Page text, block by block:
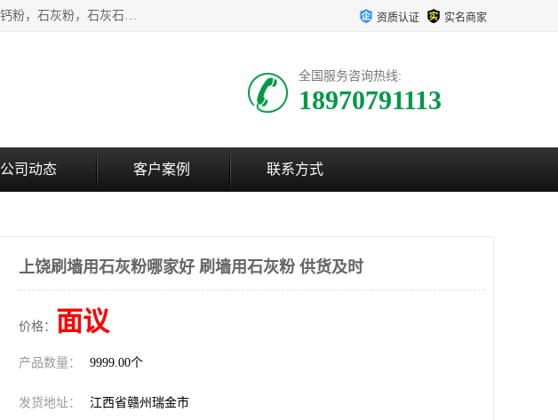
瑞金桂生建材公司一家专业从事建材产品经营研发、生产、销售为一体的福建重钙厂家；主要产品有：灰钙粉，石灰粉，石灰石，生石灰，熟石灰，氧化钙，重钙粉，氢氧化钙，农田石灰，畜牧业用石灰等。欢迎新老客户来电咨询！ 资质认证 实名商家
全国服务咨询热线:
18970791113
公司动态 客户案例 联系方式
上饶刷墙用石灰粉哪家好 刷墙用石灰粉 供货及时
价格： 面议
产品数量： 9999.00个
发货地址： 江西省赣州瑞金市